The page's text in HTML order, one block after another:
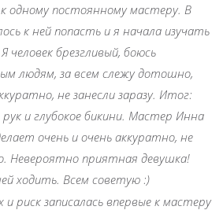
одному постоянному мастеру. В
к ней попасть и я начала изучать
человек брезгливый, боюсь
людям, за всем слежу дотошно,
не занесли заразу. Итог:
и глубокое бикини. Мастер Инна
очень и очень аккуратно, не
Невероятно приятная девушка!
ходить. Всем советую :)
и риск записалась впервые к мастеру